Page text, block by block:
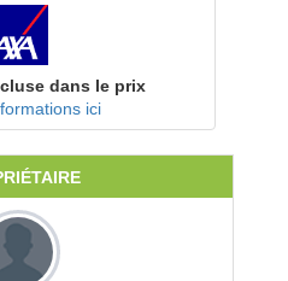
dans le prix
ici